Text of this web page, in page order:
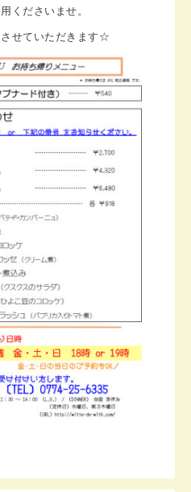
くださいませ。
せていただきます☆